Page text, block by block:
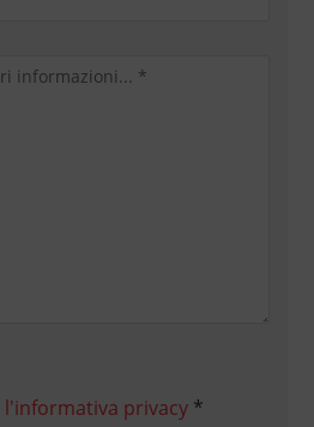
l'informativa privacy*